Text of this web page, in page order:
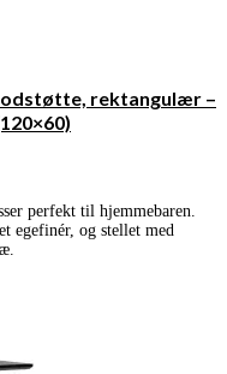
rektangulær –
perfekt til hjemmebaren.
egefinér, og stellet med